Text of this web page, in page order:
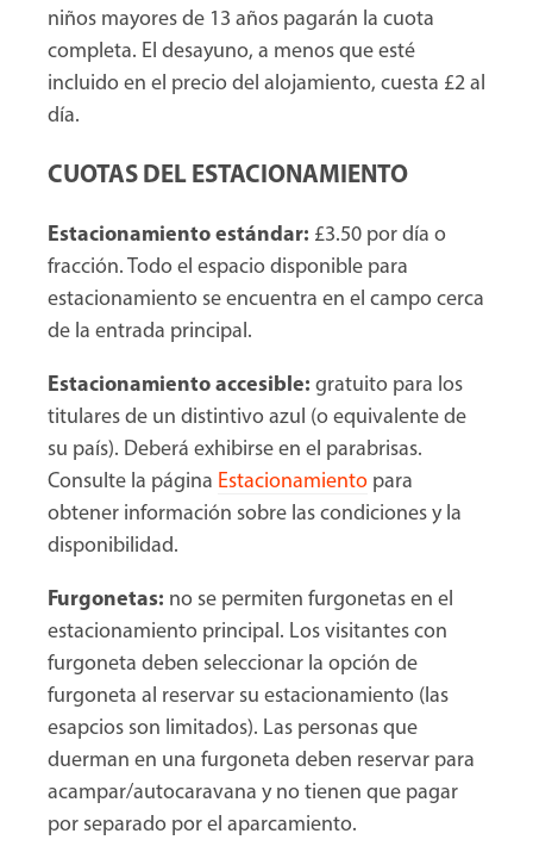
niños mayores de 13 años pagarán la cuota
completa. El desayuno, a menos que esté
incluido en el precio del alojamiento, cuesta £2 al
día.
CUOTAS DEL ESTACIONAMIENTO
Estacionamiento estándar: £3.50 por día o
fracción. Todo el espacio disponible para
estacionamiento se encuentra en el campo cerca
de la entrada principal.
Estacionamiento accesible: gratuito para los
titulares de un distintivo azul (o equivalente de
su país). Deberá exhibirse en el parabrisas.
Consulte la página Estacionamiento para
obtener información sobre las condiciones y la
disponibilidad.
Furgonetas: no se permiten furgonetas en el
estacionamiento principal. Los visitantes con
furgoneta deben seleccionar la opción de
furgoneta al reservar su estacionamiento (las
esapcios son limitados). Las personas que
duerman en una furgoneta deben reservar para
acampar/autocaravana y no tienen que pagar
por separado por el aparcamiento.